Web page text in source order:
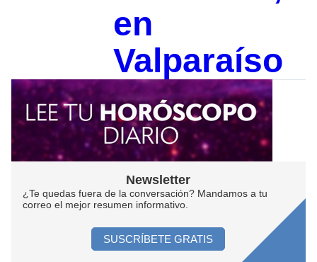
en
Valparaíso
Newsletter
¿Te quedas fuera de la conversación? Mandamos a tu
correo el mejor resumen informativo.
SUSCRÍBETE GRATIS